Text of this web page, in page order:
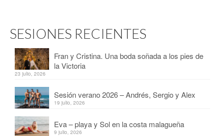
SESIONES RECIENTES
Fran y Cristina. Una boda soñada a los pies de
la Victoria
23 julio, 2026
Sesión verano 2026 – Andrés, Sergio y Alex
19 julio, 2026
Eva – playa y Sol en la costa malagueña
9 julio, 2026